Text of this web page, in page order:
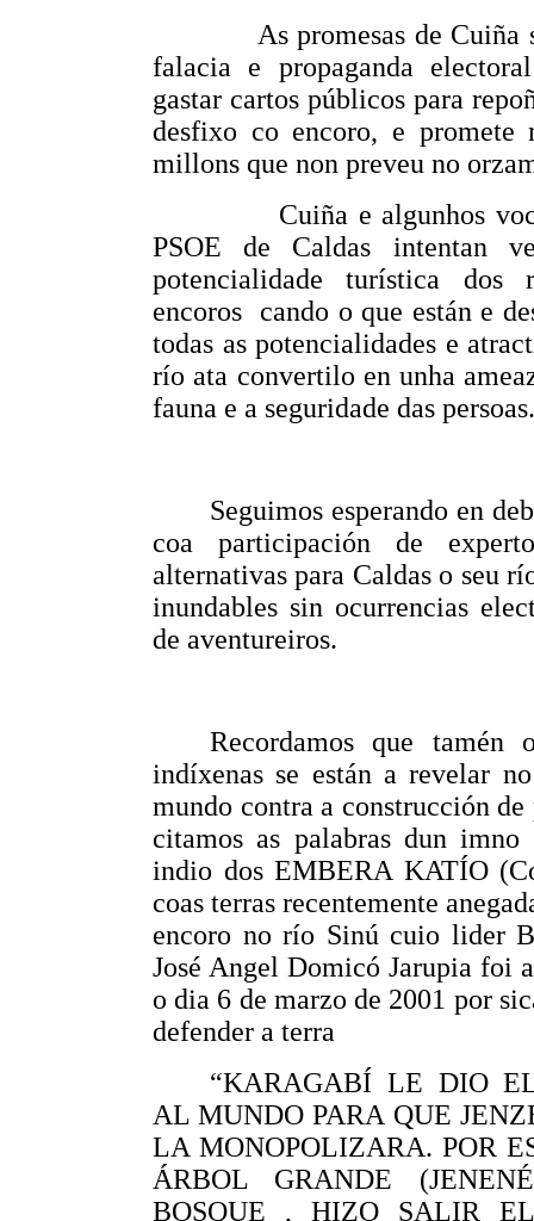
As promesas de Cuiña
falacia e propaganda
gastar cartos públicos para
desfixo co encoro, e promete
millons que non preveu no
Cuiña e algunhos
PSOE de Caldas intentan
potencialidade turística dos
encoros
cando o que están e
todas as potencialidades e
río ata convertilo en unha
fauna e a seguridade das persoas.
Seguimos esperando en
coa participación de
alternativas para Caldas o seu
inundables sin ocurrencias
de aventureiros.
Recordamos que tamén
indíxenas se están a revelar
mundo contra a construcción de
citamos as palabras dun imno
indio dos EMBERA KATÍO
coas terras recentemente
encoro no río Sinú cuio lider
José Angel Domicó Jarupia foi
o dia 6 de marzo de 2001 por
defender a terra
“KARAGABÍ LE DIO
AL MUNDO PARA QUE
LA MONOPOLIZARA. POR
ÁRBOL GRANDE
BOSQUE , HIZO SALIR